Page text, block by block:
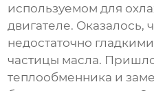
используемом для
двигателе. Оказалось,
недостаточно
частицы масла.
теплообменника и